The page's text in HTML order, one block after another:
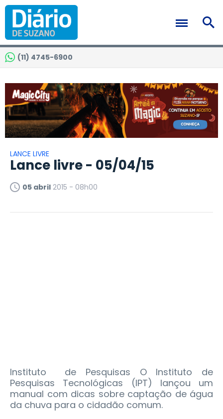
(11) 4745-6900
LANCE LIVRE
Lance livre - 05/04/15
05 abril 2015 - 08h00
Instituto de Pesquisas O Instituto de
Pesquisas Tecnológicas (IPT) lançou um
manual com dicas sobre captação de água
da chuva para o cidadão comum.